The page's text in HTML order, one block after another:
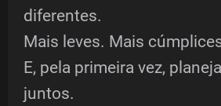
diferentes.
Mais leves. Mais
E, pela primeira vez,
juntos.